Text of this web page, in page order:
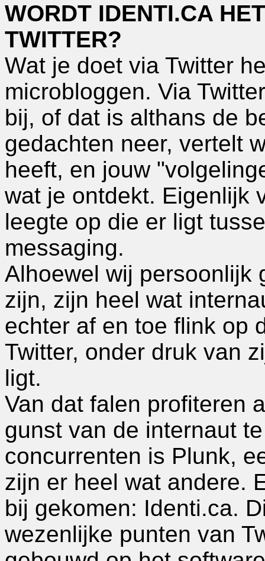
WORDT IDENTI.CA
TWITTER?
Wat je doet via Twitter
microbloggen. Via
bij, of dat is althans de
gedachten neer, vertelt
heeft, en jouw
wat je ontdekt. Eigenlijk
leegte op die er ligt
messaging.
Alhoewel wij persoonlijk
zijn, zijn heel wat
echter af en toe flink op
Twitter, onder druk van
ligt.
Van dat falen profiteren
gunst van de internaut
concurrenten is Plunk,
zijn er heel wat andere.
bij gekomen: Identi.ca.
wezenlijke punten van